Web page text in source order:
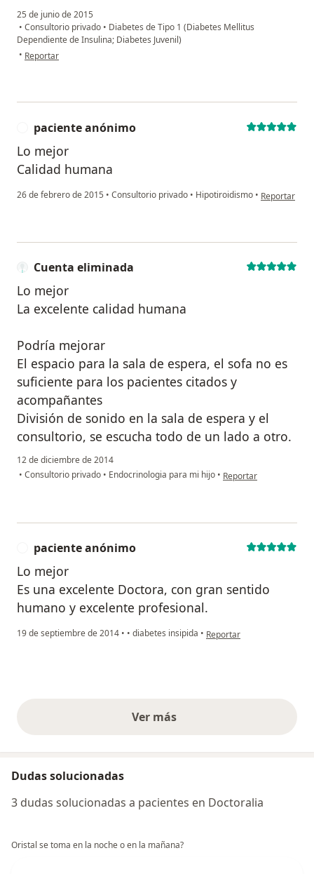
25 de junio de 2015
• Consultorio privado • Diabetes de Tipo 1 (Diabetes Mellitus
Dependiente de Insulina; Diabetes Juvenil)
• en opinión del usuario Cuenta eliminada
Reportar
paciente anónimo
Lo mejor
Calidad humana
26 de febrero de 2015 • Consultorio privado • Hipotiroidismo • en opinión
Reportar
Cuenta eliminada
Lo mejor
La excelente calidad humana
Podría mejorar
El espacio para la sala de espera, el sofa no es
suficiente para los pacientes citados y
acompañantes
División de sonido en la sala de espera y el
consultorio, se escucha todo de un lado a otro.
12 de diciembre de 2014
• Consultorio privado • Endocrinologia para mi hijo • en opinión del usuario
Reportar
paciente anónimo
Lo mejor
Es una excelente Doctora, con gran sentido
humano y excelente profesional.
19 de septiembre de 2014 • • diabetes insipida • en opinión del usuario
Reportar
Ver másopiniones anteriores
Dudas solucionadas
3 dudas solucionadas a pacientes en Doctoralia
Oristal se toma en la noche o en la mañana?